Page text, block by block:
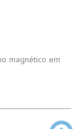
magnético em